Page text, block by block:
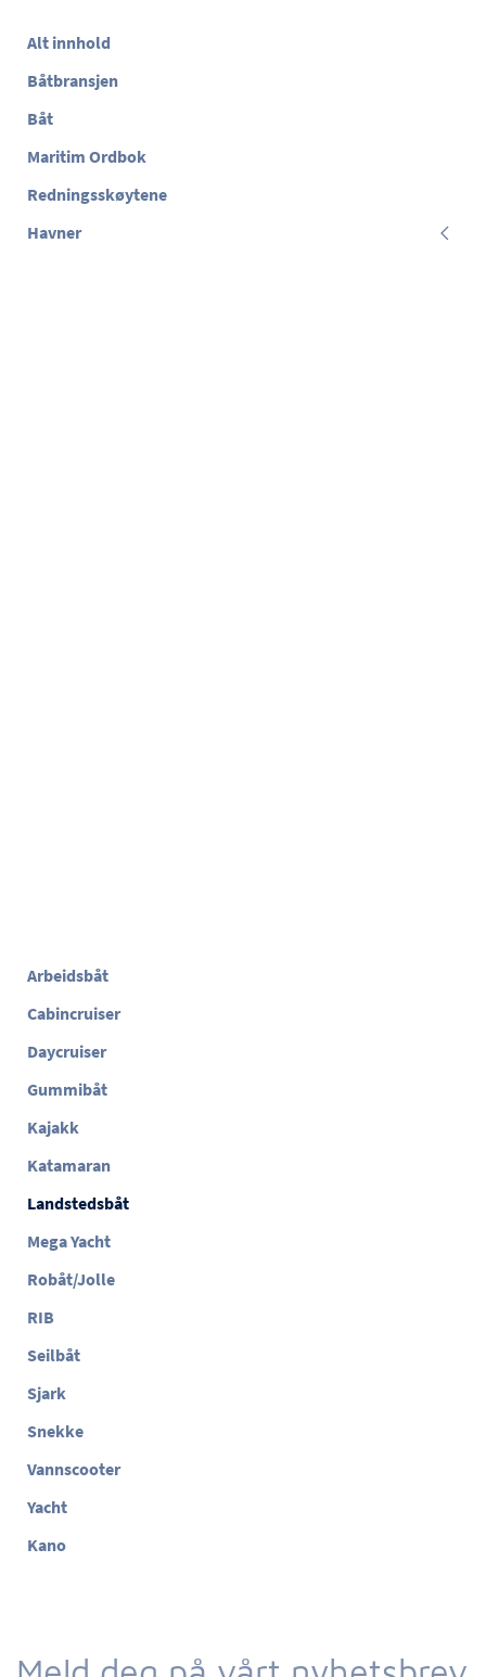
Alt innhold
Båtbransjen
Båt
Maritim Ordbok
Redningsskøytene
Havner
Arbeidsbåt
Cabincruiser
Daycruiser
Gummibåt
Kajakk
Katamaran
Landstedsbåt
Mega Yacht
Robåt/Jolle
RIB
Seilbåt
Sjark
Snekke
Vannscooter
Yacht
Kano